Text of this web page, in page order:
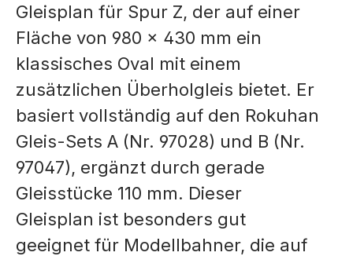
Gleisplan für Spur Z, der auf einer
Fläche von 980 x 430 mm ein
klassisches Oval mit einem
zusätzlichen Überholgleis bietet. Er
basiert vollständig auf den Rokuhan
Gleis-Sets A (Nr. 97028) und B (Nr.
97047), ergänzt durch gerade
Gleisstücke 110 mm. Dieser
Gleisplan ist besonders gut
geeignet für Modellbahner, die auf